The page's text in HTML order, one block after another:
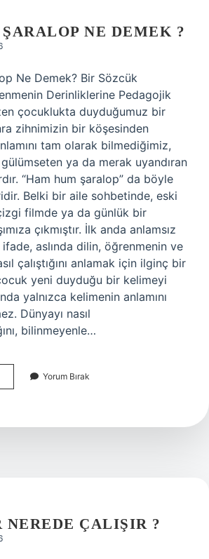
NE DEMEK ?
Ne Demek? Bir Sözcük
Derinliklerine Pedagojik
çocuklukta duyduğumuz bir
zihnimizin bir köşesinden
tam olarak bilmediğimiz,
ya da merak uyandıran
“Ham hum şaralop” da böyle
Belki bir aile sohbetinde, eski
filmde ya da günlük bir
çıkmıştır. İlk anda anlamsız
aslında dilin, öğrenmenin ve
çalıştığını anlamak için ilginç bir
yeni duyduğu bir kelimeyi
yalnızca kelimenin anlamını
Dünyayı nasıl
bilinmeyenle…
Yorum Bırak
NEREDE ÇALIŞIR ?